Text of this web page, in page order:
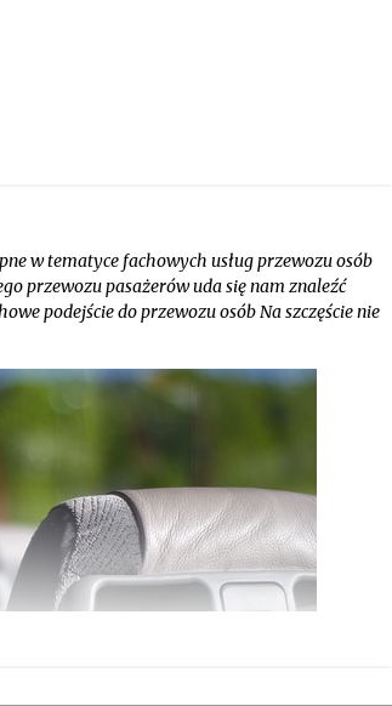
w tematyce fachowych usług przewozu osób
przewozu pasażerów uda się nam znaleźć
podejście do przewozu osób Na szczęście nie